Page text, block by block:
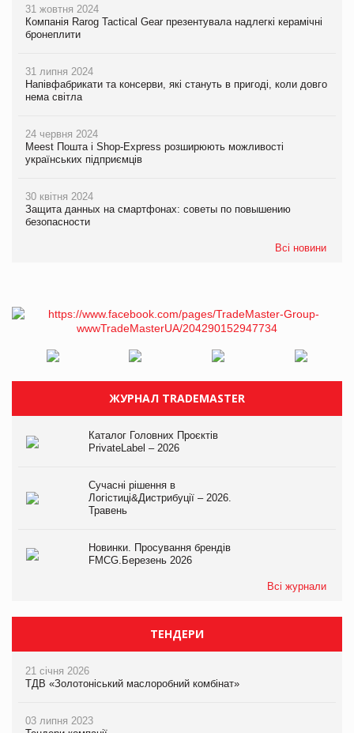
31 жовтня 2024
Компанія Rarog Tactical Gear презентувала надлегкі керамічні
бронеплити
31 липня 2024
Напівфабрикати та консерви, які стануть в пригоді, коли довго
нема світла
24 червня 2024
Meest Пошта і Shop-Express розширюють можливості
українських підприємців
30 квітня 2024
Защита данных на смартфонах: советы по повышению
безопасности
Всі новини
ЖУРНАЛ TRADEMASTER
Каталог Головних Проєктів
PrivateLabel – 2026
Сучасні рішення в
Логістиці&Дистрибуції – 2026.
Травень
Новинки. Просування брендів
FMCG.Березень 2026
Всі журнали
ТЕНДЕРИ
21 січня 2026
ТДВ «Золотоніський маслоробний комбінат»
03 липня 2023